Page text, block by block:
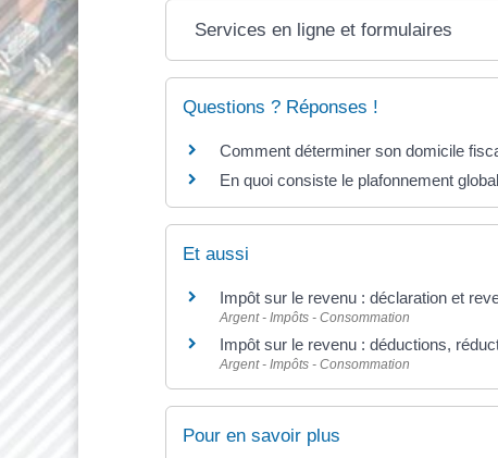
Services en ligne et formulaires
Questions ? Réponses !
Comment déterminer son domicile
En quoi consiste le plafonnement
Et aussi
Impôt sur le revenu : déclaration et
Argent - Impôts - Consommation
Impôt sur le revenu : déductions,
Argent - Impôts - Consommation
Pour en savoir plus